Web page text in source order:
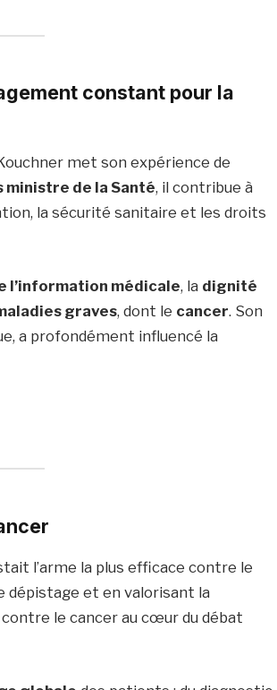
constant pour la
met son expérience de
ministre de la Santé, il contribue à
la sécurité sanitaire et les droits
l’information médicale, la dignité
graves, dont le cancer. Son
a profondément influencé la
l’arme la plus efficace contre le
dépistage et en valorisant la
le cancer au cœur du débat